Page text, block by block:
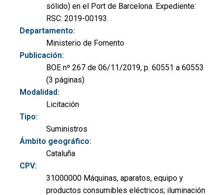
sólido) en el Port de Barcelona. Expediente:
RSC: 2019-00193.
Departamento:
Ministerio de Fomento
Publicación:
BOE nº 267 de 06/11/2019, p. 60551 a 60553
(3 páginas)
Modalidad:
Licitación
Tipo:
Suministros
Ámbito geográfico:
Cataluña
CPV:
31000000 Máquinas, aparatos, equipo y
productos consumibles eléctricos; iluminación